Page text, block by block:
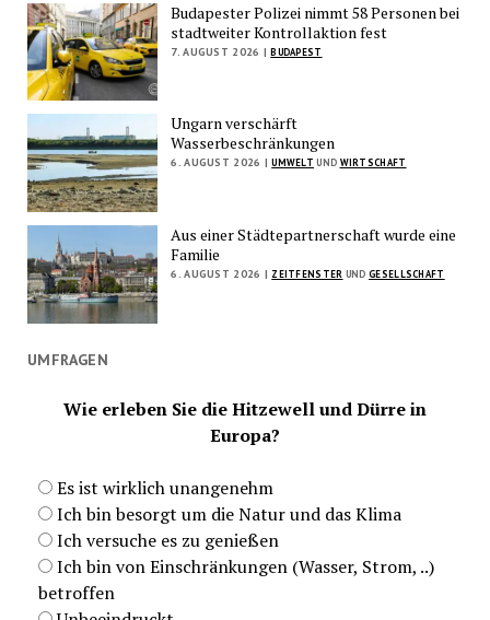
Budapester Polizei nimmt 58 Personen bei
stadtweiter Kontrollaktion fest
7. AUGUST 2026 | BUDAPEST
Ungarn verschärft
Wasserbeschränkungen
6. AUGUST 2026 | UMWELT UND WIRTSCHAFT
Aus einer Städtepartnerschaft wurde eine
Familie
6. AUGUST 2026 | ZEITFENSTER UNDGESELLSCHAFT
UMFRAGEN
Wie erleben Sie die Hitzewell und Dürre in
Europa?
Es ist wirklich unangenehm
Ich bin besorgt um die Natur und das Klima
Ich versuche es zu genießen
Ich bin von Einschränkungen (Wasser, Strom, ..)
betroffen